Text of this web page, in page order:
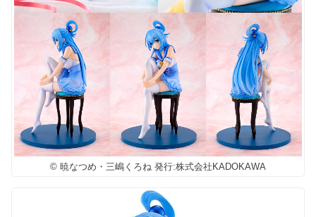
© 暁なつめ・三嶋くろね 発行:株式会社KADOKAWA